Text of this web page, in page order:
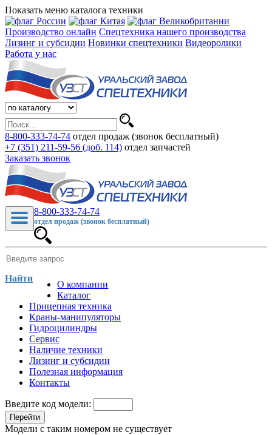
Показать меню каталога техники
Производство онлайн Спецтехника нашего производства
Лизинг и субсидии Новинки спецтехники Видеоролики
Работа у нас
8-800-333-74-74 отдел продаж (звонок бесплатный)
+7 (351) 211-59-56 (доб. 114) отдел запчастей
Заказать звонок
8-800-333-74-74
отдел продаж (звонок бесплатный)
Найти
О компании
Каталог
Прицепная техника
Краны-манипуляторы
Гидроцилиндры
Сервис
Наличие техники
Лизинг и субсидии
Полезная информация
Контакты
Введите код модели:
Перейти
Модели с таким номером не существует